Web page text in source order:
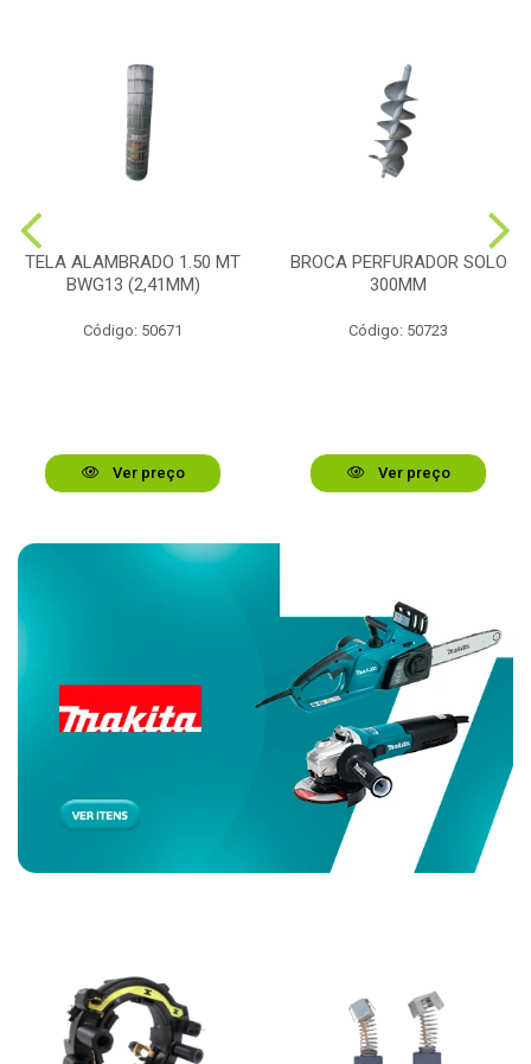
TELA ALAMBRADO 1.50 MT
BWG13 (2,41MM)
Código: 50671
Ver preço
BROCA PERFURADOR SOLO
300MM
Código: 50723
Ver preço